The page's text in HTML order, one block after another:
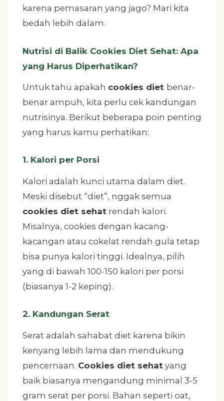
karena pemasaran yang jago? Mari kita
bedah lebih dalam.
Nutrisi di Balik Cookies Diet Sehat: Apa
yang Harus Diperhatikan?
Untuk tahu apakah cookies diet benar-
benar ampuh, kita perlu cek kandungan
nutrisinya. Berikut beberapa poin penting
yang harus kamu perhatikan:
1. Kalori per Porsi
Kalori adalah kunci utama dalam diet.
Meski disebut “diet”, nggak semua
cookies diet sehat rendah kalori.
Misalnya, cookies dengan kacang-
kacangan atau cokelat rendah gula tetap
bisa punya kalori tinggi. Idealnya, pilih
yang di bawah 100-150 kalori per porsi
(biasanya 1-2 keping).
2. Kandungan Serat
Serat adalah sahabat diet karena bikin
kenyang lebih lama dan mendukung
pencernaan. Cookies diet sehat yang
baik biasanya mengandung minimal 3-5
gram serat per porsi. Bahan seperti oat,